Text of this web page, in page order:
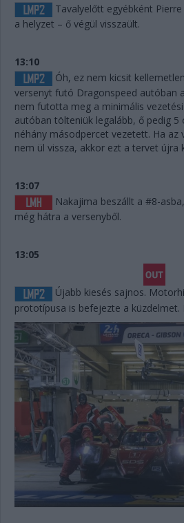
Tavalyelőtt egyébként
a helyzet – ő végül visszaült.
13:10
Óh, ez nem kicsit
versenyt futó Dragonspeed autóban
nem futotta meg a minimális
autóban tölteniük legalább, ő pedig 5
néhány másodpercet vezetett. Ha
nem ül vissza, akkor ezt a tervet újra
13:07
Nakajima beszállt a #8-
még hátra a versenyből.
13:05
Újabb kiesés sajnos.
prototípusa is befejezte a küzdelmet.